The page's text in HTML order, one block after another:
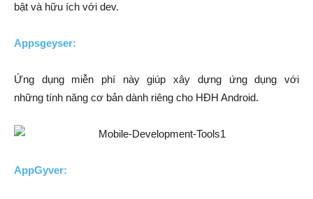
bật và hữu ích với dev.
Appsgeyser:
Ứng dụng miễn phí này giúp xây dựng ứng dụng với
những tính năng cơ bản dành riêng cho HĐH Android.
AppGyver: